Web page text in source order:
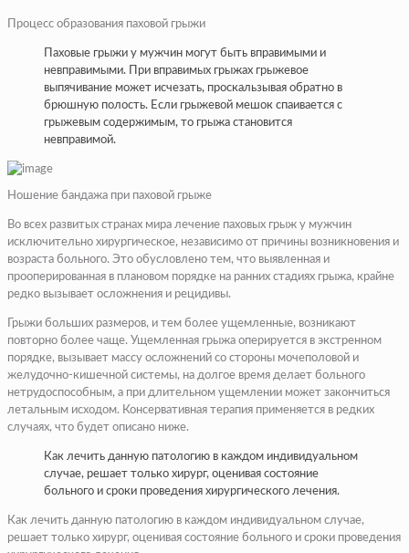
Процесс образования паховой грыжи
Паховые грыжи у мужчин могут быть вправимыми и
невправимыми. При вправимых грыжах грыжевое
выпячивание может исчезать, проскальзывая обратно в
брюшную полость. Если грыжевой мешок спаивается с
грыжевым содержимым, то грыжа становится
невправимой.
Ношение бандажа при паховой грыже
Во всех развитых странах мира лечение паховых грыж у мужчин
исключительно хирургическое, независимо от причины возникновения и
возраста больного. Это обусловлено тем, что выявленная и
прооперированная в плановом порядке на ранних стадиях грыжа, крайне
редко вызывает осложнения и рецидивы.
Грыжи больших размеров, и тем более ущемленные, возникают
повторно более чаще. Ущемленная грыжа оперируется в экстренном
порядке, вызывает массу осложнений со стороны мочеполовой и
желудочно-кишечной системы, на долгое время делает больного
нетрудоспособным, а при длительном ущемлении может закончиться
летальным исходом. Консервативная терапия применяется в редких
случаях, что будет описано ниже.
Как лечить данную патологию в каждом индивидуальном
случае, решает только хирург, оценивая состояние
больного и сроки проведения хирургического лечения.
Как лечить данную патологию в каждом индивидуальном случае,
решает только хирург, оценивая состояние больного и сроки проведения